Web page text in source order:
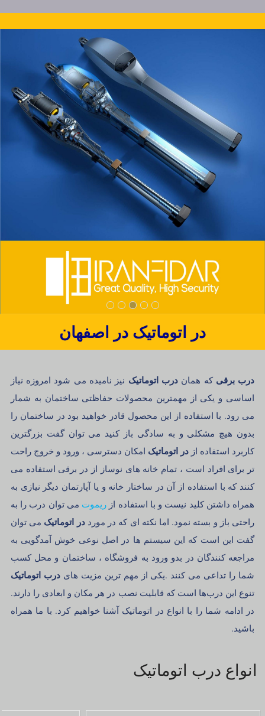
در اتوماتیک در اصفهان
درب برقی که هماندرب اتوماتیک نیز نامیده می شود امروزه نیاز
اساسی و یکی از مهمترین محصولات حفاظتی ساختمان به شمار
می رود. با استفاده از این محصول قادر خواهید بود در ساختمان را
بدون هیچ مشکلی و به سادگی باز کنید می توان گفت بزرگترین
کاربرد استفاده از در اتوماتیک امکان دسترسی ، ورود و خروج راحت
تر برای افراد است ، تمام خانه های نوساز از در برقی استفاده می
کنند که با استفاده از آن در ساختار خانه و یا آپارتمان دیگر نیازی به
همراه داشتن کلید نیست و با استفاده از ریموت می توان درب را به
راحتی باز و بسته نمود. اما نکته ای که در مورددر اتوماتیک می توان
گفت این است که این سیستم ها در اصل نوعی خوش‌ آمدگویی به
مراجعه‌ کنندگان در بدو ورود به فروشگاه ، ساختمان و محل کسب
شما را تداعی می کنند .یکی از مهم ترین مزیت هایدرب اتوماتیک
تنوع این درب‌ها است که قابلیت نصب در هر مکان و ابعادی را دارند.
در ادامه شما را با انواع در اتوماتیک آشنا خواهیم کرد. با ما همراه
باشید.
انواع درب اتوماتیک